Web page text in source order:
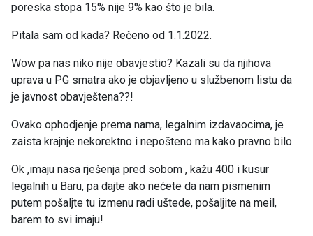
poreska stopa 15% nije 9% kao što je bila.
Pitala sam od kada? Rečeno od 1.1.2022.
Wow pa nas niko nije obavjestio? Kazali su da njihova
uprava u PG smatra ako je objavljeno u službenom listu da
je javnost obavještena??!
Ovako ophodjenje prema nama, legalnim izdavaocima, je
zaista krajnje nekorektno i nepošteno ma kako pravno bilo.
Ok ,imaju nasa rješenja pred sobom , kažu 400 i kusur
legalnih u Baru, pa dajte ako nećete da nam pismenim
putem pošaljte tu izmenu radi uštede, pošaljite na meil,
barem to svi imaju!